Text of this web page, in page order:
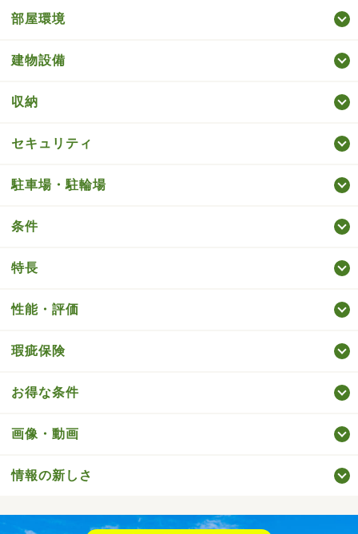
部屋環境
建物設備
収納
セキュリティ
駐車場・駐輪場
条件
特長
性能・評価
瑕疵保険
お得な条件
画像・動画
情報の新しさ